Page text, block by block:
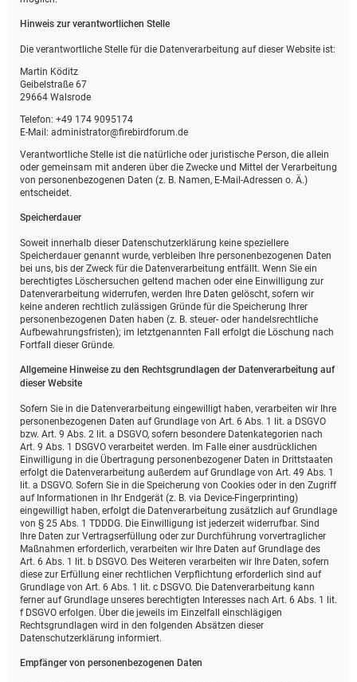
Hinweis zur verantwortlichen Stelle
Die verantwortliche Stelle für die Datenverarbeitung auf dieser Website ist:
Martin Köditz
Geibelstraße 67
29664 Walsrode
Telefon: +49 174 9095174
E-Mail: administrator@firebirdforum.de
Verantwortliche Stelle ist die natürliche oder juristische Person, die allein
oder gemeinsam mit anderen über die Zwecke und Mittel der Verarbeitung
von personenbezogenen Daten (z. B. Namen, E-Mail-Adressen o. Ä.)
entscheidet.
Speicherdauer
Soweit innerhalb dieser Datenschutzerklärung keine speziellere
Speicherdauer genannt wurde, verbleiben Ihre personenbezogenen Daten
bei uns, bis der Zweck für die Datenverarbeitung entfällt. Wenn Sie ein
berechtigtes Löschersuchen geltend machen oder eine Einwilligung zur
Datenverarbeitung widerrufen, werden Ihre Daten gelöscht, sofern wir
keine anderen rechtlich zulässigen Gründe für die Speicherung Ihrer
personenbezogenen Daten haben (z. B. steuer- oder handelsrechtliche
Aufbewahrungsfristen); im letztgenannten Fall erfolgt die Löschung nach
Fortfall dieser Gründe.
Allgemeine Hinweise zu den Rechtsgrundlagen der Datenverarbeitung auf
dieser Website
Sofern Sie in die Datenverarbeitung eingewilligt haben, verarbeiten wir Ihre
personenbezogenen Daten auf Grundlage von Art. 6 Abs. 1 lit. a DSGVO
bzw. Art. 9 Abs. 2 lit. a DSGVO, sofern besondere Datenkategorien nach
Art. 9 Abs. 1 DSGVO verarbeitet werden. Im Falle einer ausdrücklichen
Einwilligung in die Übertragung personenbezogener Daten in Drittstaaten
erfolgt die Datenverarbeitung außerdem auf Grundlage von Art. 49 Abs. 1
lit. a DSGVO. Sofern Sie in die Speicherung von Cookies oder in den Zugriff
auf Informationen in Ihr Endgerät (z. B. via Device-Fingerprinting)
eingewilligt haben, erfolgt die Datenverarbeitung zusätzlich auf Grundlage
von § 25 Abs. 1 TDDDG. Die Einwilligung ist jederzeit widerrufbar. Sind
Ihre Daten zur Vertragserfüllung oder zur Durchführung vorvertraglicher
Maßnahmen erforderlich, verarbeiten wir Ihre Daten auf Grundlage des
Art. 6 Abs. 1 lit. b DSGVO. Des Weiteren verarbeiten wir Ihre Daten, sofern
diese zur Erfüllung einer rechtlichen Verpflichtung erforderlich sind auf
Grundlage von Art. 6 Abs. 1 lit. c DSGVO. Die Datenverarbeitung kann
ferner auf Grundlage unseres berechtigten Interesses nach Art. 6 Abs. 1 lit.
f DSGVO erfolgen. Über die jeweils im Einzelfall einschlägigen
Rechtsgrundlagen wird in den folgenden Absätzen dieser
Datenschutzerklärung informiert.
Empfänger von personenbezogenen Daten